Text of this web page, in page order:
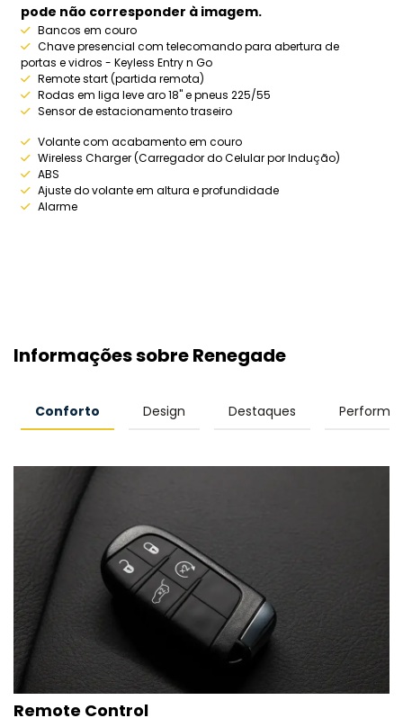
pode não corresponder à imagem.
Bancos em couro
Chave presencial com telecomando para abertura de
portas e vidros - Keyless Entry n Go
Remote start (partida remota)
Rodas em liga leve aro 18" e pneus 225/55
Sensor de estacionamento traseiro
Volante com acabamento em couro
Wireless Charger (Carregador do Celular por Indução)
ABS
Ajuste do volante em altura e profundidade
Alarme
Informações sobre Renegade
Conforto Design Destaques
Remote Control